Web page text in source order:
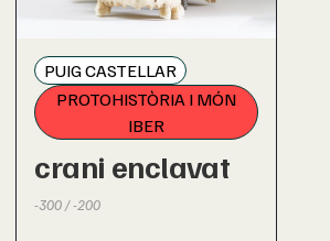
PUIG CASTELLAR
PROTOHISTÒRIA I MÓN
IBER
crani enclavat
-300 / -200